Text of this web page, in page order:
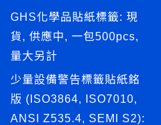
GHS化學品貼紙標籤: 現
貨, 供應中, 一包500pcs,
量大另計
少量設備警告標籤貼紙銘
版 (ISO3864, ISO7010,
ANSI Z535.4, SEMI S2):